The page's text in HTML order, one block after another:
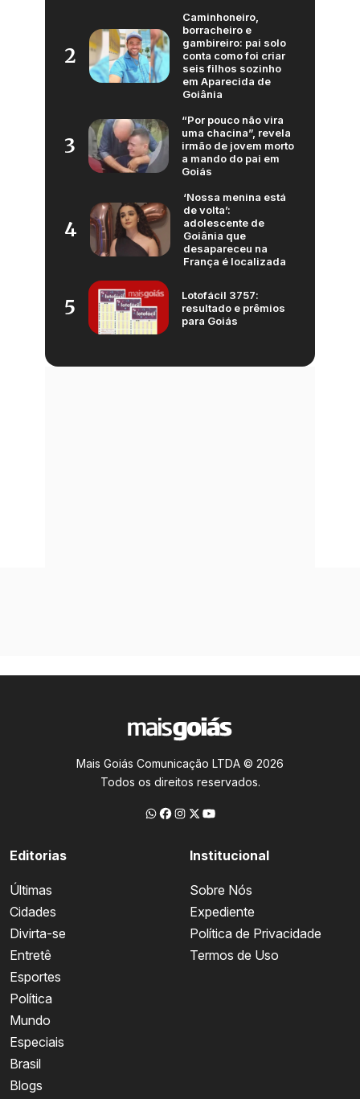
2
Caminhoneiro,
borracheiro e
gambireiro: pai solo
conta como foi criar
seis filhos sozinho
em Aparecida de
Goiânia
3
“Por pouco não vira
uma chacina”, revela
irmão de jovem morto
a mando do pai em
Goiás
4
‘Nossa menina está
de volta’:
adolescente de
Goiânia que
desapareceu na
França é localizada
5
Lotofácil 3757:
resultado e prêmios
para Goiás
Mais Goiás Comunicação LTDA © 2026
Todos os direitos reservados.
Editorias
Últimas
Cidades
Divirta-se
Entretê
Esportes
Política
Mundo
Especiais
Brasil
Blogs
Institucional
Sobre Nós
Expediente
Política de Privacidade
Termos de Uso